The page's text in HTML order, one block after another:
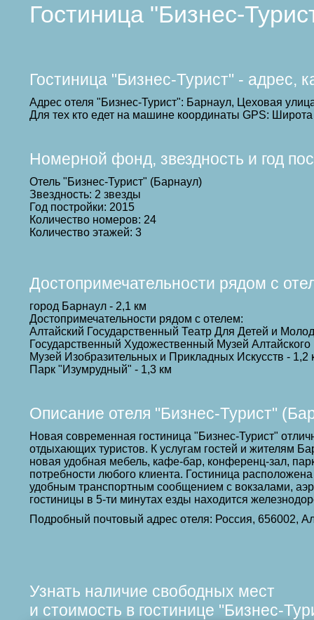
Гостиница "Бизнес-
Гостиница "Бизнес-Турист" - адрес,
Адрес отеля "Бизнес-Турист": Барнаул, Цеховая
Для тех кто едет на машине координаты GPS:
Номерной фонд, звездность и год
Отель "Бизнес-Турист" (Барнаул)
Звездность: 2 звезды
Год постройки: 2015
Количество номеров: 24
Количество этажей: 3
Достопримечательности рядом с
город Барнаул - 2,1 км
Достопримечательности рядом с отелем:
Алтайский Государственный Театр Для Детей и
Государственный Художественный Музей Алтайского
Музей Изобразительных и Прикладных Искусств - 1,2
Парк "Изумрудный" - 1,3 км
Описание отеля "Бизнес-Турист"
Новая современная гостиница "Бизнес-Турист"
отдыхающих туристов. К услугам гостей и жителям
новая удобная мебель, кафе-бар, конференц-зал,
потребности любого клиента. Гостиница
удобным транспортным сообщением с вокзалами,
гостиницы в 5-ти минутах езды находится
Подробный почтовый адрес отеля: Россия, 656002,
Узнать наличие свободных мест
и стоимость в гостинице "Бизнес-